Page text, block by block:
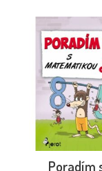
Poradím